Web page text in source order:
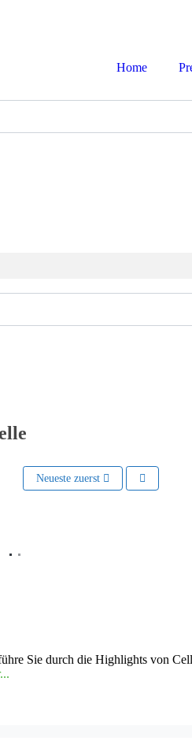
Home
Neueste zuerst
Sie durch die Highlights von